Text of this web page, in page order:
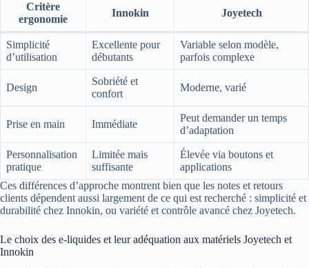
Critère
ergonomie
Innokin Joyetech
Simplicité
d’utilisation
Excellente pour
débutants
Variable selon modèle,
parfois complexe
Design
Sobriété et
confort
Moderne, varié
Prise en main Immédiate
Peut demander un temps
d’adaptation
Personnalisation
pratique
Limitée mais
suffisante
Élevée via boutons et
applications
Ces différences d’approche montrent bien que les notes et retours
clients dépendent aussi largement de ce qui est recherché : simplicité et
durabilité chez Innokin, ou variété et contrôle avancé chez Joyetech.
Le choix des e-liquides et leur adéquation aux matériels Joyetech et
Innokin